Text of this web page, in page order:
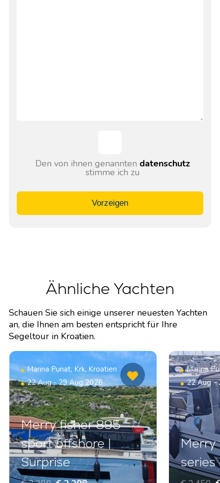
Den von ihnen genannten datenschutz
stimme ich zu
Vorzeigen
Ähnliche Yachten
Schauen Sie sich einige unserer neuesten Yachten
an, die Ihnen am besten entspricht für Ihre
Segeltour in Kroatien.
Marina Punat, Krk, Kroatien
22 Aug - 29 Aug 2026
Merry fisher 895
sport offshore |
Surprise
Marina
22 Aug -
Merry
series